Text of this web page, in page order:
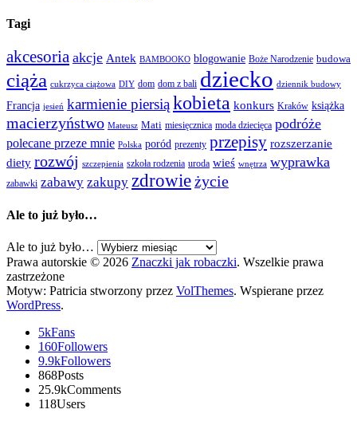
Tagi
akcesoria akcje Antek BAMBOOKO blogowanie Boże Narodzenie budowa
ciąża cukrzyca ciążowa DIY dom dom z bali dziecko dziennik budowy
Francja jesień karmienie piersiąkobieta konkurs Kraków książka
macierzyństwo Mateusz Mati miesięcznica moda dziecięca podróże
polecane przeze mnie Polska poród prezenty przepisy rozszerzanie
diety rozwój szczepienia szkoła rodzenia uroda wieś wnętrza wyprawka
zabawki zabawy zakupy zdrowieżycie
Ale to już było…
Ale to już było…
Prawa autorskie © 2026 Znaczki jak robaczki. Wszelkie prawa
zastrzeżone
Motyw: Patricia stworzony przez VolThemes. Wspierane przez
WordPress.
5kFans
160Followers
9.9kFollowers
868Posts
25.9kComments
118Users